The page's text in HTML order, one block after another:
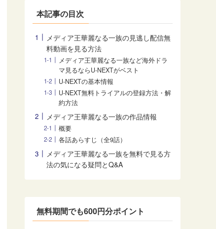
本記事の目次
メディア王華麗なる一族の見逃し配信無
料動画を見る方法
メディア王華麗なる一族など海外ドラ
マ見るならU-NEXTがベスト
U-NEXTの基本情報
U-NEXT無料トライアルの登録方法・解
約方法
メディア王華麗なる一族の作品情報
概要
各話あらすじ（全9話）
メディア王華麗なる一族を無料で見る方
法の気になる疑問とQ&A
無料期間でも600円分ポイント